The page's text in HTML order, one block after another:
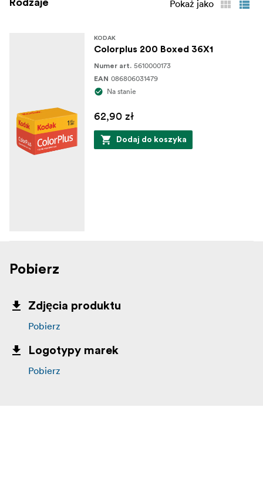
Pokaż jako
KODAK
Colorplus 200 Boxed 36X1
Numer art. 5610000173
EAN 086806031479
Na stanie
62,90 zł
Dodaj do koszyka
Pobierz
Zdjęcia produktu
Pobierz
Logotypy marek
Pobierz